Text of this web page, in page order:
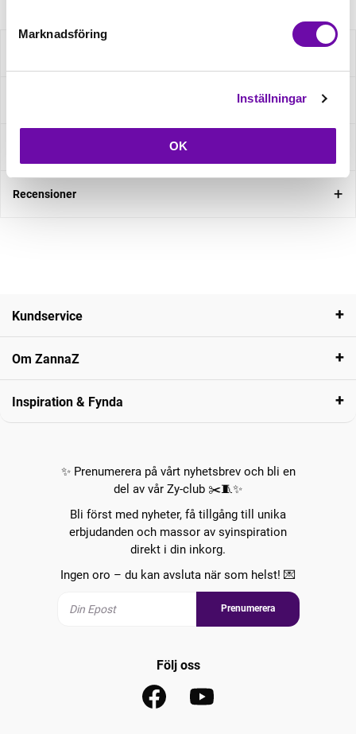
Marknadsföring
Inställningar
OK
Recensioner
Kundservice
Om ZannaZ
Inspiration & Fynda
✨ Prenumerera på vårt nyhetsbrev och bli en
del av vår Zy-club ✂️🧵✨
Bli först med nyheter, få tillgång till unika
erbjudanden och massor av syinspiration
direkt i din inkorg.
Ingen oro – du kan avsluta när som helst! 💌
Prenumerera
Följ oss